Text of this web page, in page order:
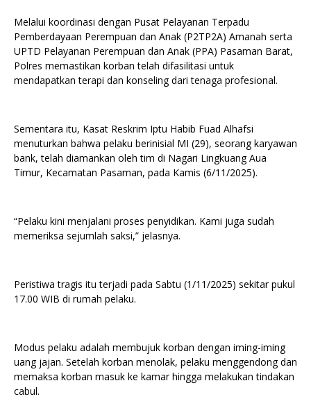
Melalui koordinasi dengan Pusat Pelayanan Terpadu
Pemberdayaan Perempuan dan Anak (P2TP2A) Amanah serta
UPTD Pelayanan Perempuan dan Anak (PPA) Pasaman Barat,
Polres memastikan korban telah difasilitasi untuk
mendapatkan terapi dan konseling dari tenaga profesional.
Sementara itu, Kasat Reskrim Iptu Habib Fuad Alhafsi
menuturkan bahwa pelaku berinisial MI (29), seorang karyawan
bank, telah diamankan oleh tim di Nagari Lingkuang Aua
Timur, Kecamatan Pasaman, pada Kamis (6/11/2025).
“Pelaku kini menjalani proses penyidikan. Kami juga sudah
memeriksa sejumlah saksi,” jelasnya.
Peristiwa tragis itu terjadi pada Sabtu (1/11/2025) sekitar pukul
17.00 WIB di rumah pelaku.
Modus pelaku adalah membujuk korban dengan iming-iming
uang jajan. Setelah korban menolak, pelaku menggendong dan
memaksa korban masuk ke kamar hingga melakukan tindakan
cabul.